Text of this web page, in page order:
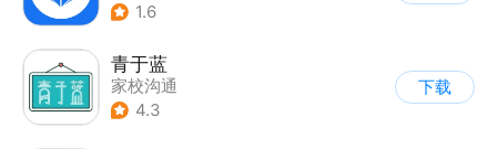
1.6
青于蓝
家校沟通
4.3
下载